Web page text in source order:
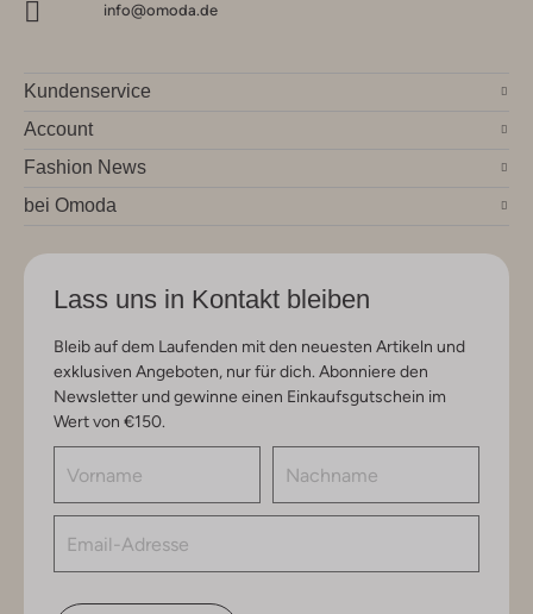
info@omoda.de
Kundenservice
Account
Fashion News
bei Omoda
Lass uns in Kontakt bleiben
Bleib auf dem Laufenden mit den neuesten Artikeln und
exklusiven Angeboten, nur für dich. Abonniere den
Newsletter und gewinne einen Einkaufsgutschein im
Wert von €150.